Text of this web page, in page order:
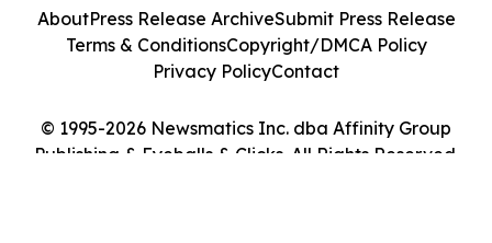
© 1995-2026 Newsmatics Inc. dba Affinity Group
Publishing & Eyeballs & Clicks. All Rights Reserved.
AboutPress Release ArchiveSubmit Press Release
Terms & ConditionsCopyright/DMCA Policy
Privacy PolicyContact